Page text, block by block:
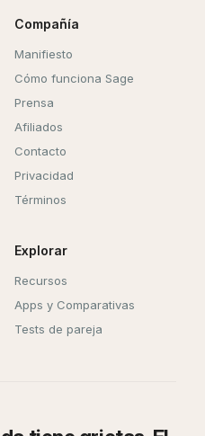
Compañía
Manifiesto
Cómo funciona Sage
Prensa
Afiliados
Contacto
Privacidad
Términos
Explorar
Recursos
Apps y Comparativas
Tests de pareja